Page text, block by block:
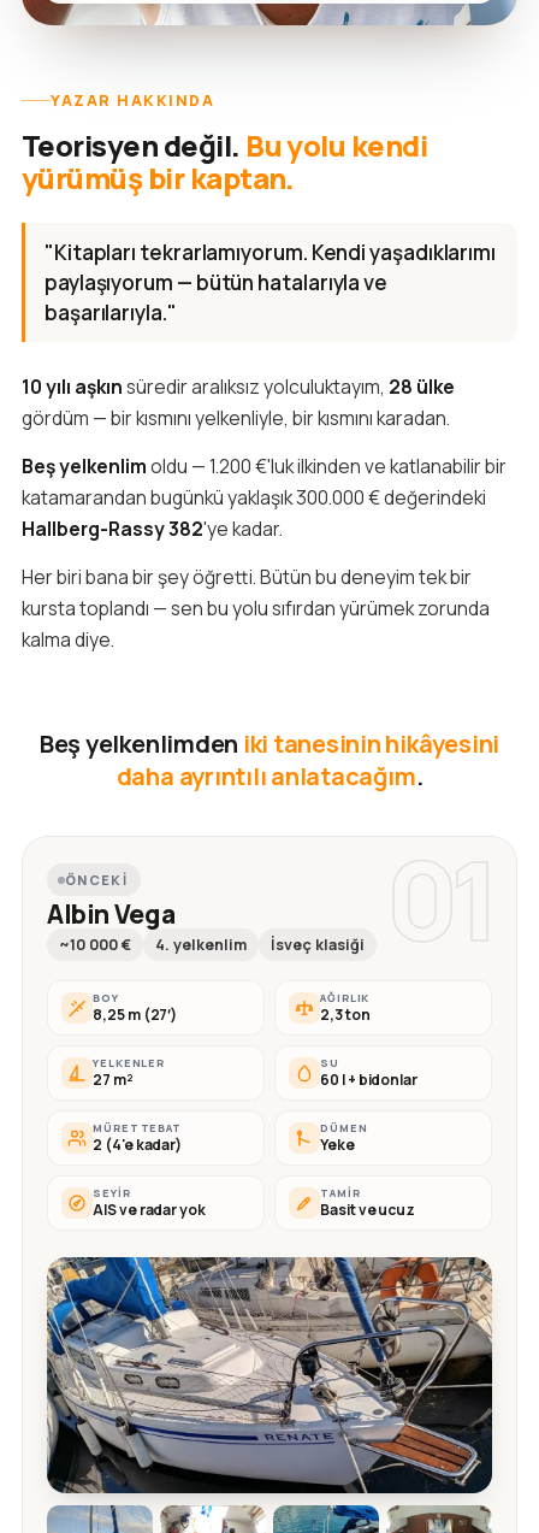
YAZAR HAKKINDA
Teorisyen değil. Bu yolu kendi
yürümüş bir kaptan.
"Kitapları tekrarlamıyorum. Kendi yaşadıklarımı
paylaşıyorum — bütün hatalarıyla ve
başarılarıyla."
10 yılı aşkınsüredir aralıksız yolculuktayım, 28 ülke
gördüm — bir kısmını yelkenliyle, bir kısmını karadan.
Beş yelkenlimoldu — 1.200 €'luk ilkinden ve katlanabilir bir
katamarandan bugünkü yaklaşık 300.000 € değerindeki
Hallberg-Rassy 382'ye kadar.
Her biri bana bir şey öğretti. Bütün bu deneyim tek bir
kursta toplandı — sen bu yolu sıfırdan yürümek zorunda
kalma diye.
Beş yelkenlimden iki tanesinin hikâyesini
daha ayrıntılı anlatacağım.
01
ÖNCEKI
Albin Vega
~10 000 € 4. yelkenlim İsveç klasiği
BOY
8,25 m (27′)
AĞIRLIK
2,3 ton
YELKENLER
27 m²
SU
60 l + bidonlar
MÜRETTEBAT
2 (4'e kadar)
DÜMEN
Yeke
SEYIR
AIS ve radar yok
TAMIR
Basit ve ucuz